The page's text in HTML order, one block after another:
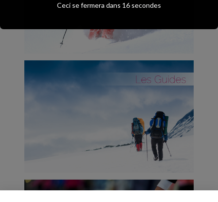
Ceci se fermera dans 16 secondes